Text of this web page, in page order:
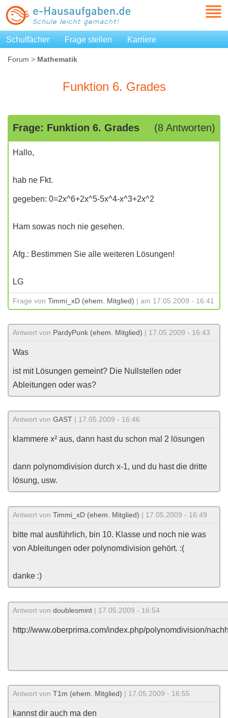
Schulfächer Frage stellen Karriere
Forum > Mathematik
Funktion 6. Grades
Frage: Funktion 6. Grades (8 Antworten)
Hallo,
hab ne Fkt.
gegeben: 0=2x^6+2x^5-5x^4-x^3+2x^2
Ham sowas noch nie gesehen.
Afg.: Bestimmen Sie alle weiteren Lösungen!
LG
Frage von Timmi_xD (ehem. Mitglied) | am 17.05.2009 - 16:41
Antwort von PardyPunk (ehem. Mitglied) | 17.05.2009 - 16:43
Was
ist mit Lösungen gemeint? Die Nullstellen oder
Ableitungen oder was?
Antwort von GAST | 17.05.2009 - 16:46
klammere x² aus, dann hast du schon mal 2 lösungen
dann polynomdivision durch x-1, und du hast die dritte
lösung, usw.
Antwort von Timmi_xD (ehem. Mitglied) | 17.05.2009 - 16:49
bitte mal ausführlich, bin 10. Klasse und noch nie was
von Ableitungen oder polynomdivision gehört. :(
danke :)
Antwort von doublesmint | 17.05.2009 - 16:54
http://www.oberprima.com/index.php/polynomdivision/
Antwort von T1m (ehem. Mitglied) | 17.05.2009 - 16:55
kannst dir auch ma den